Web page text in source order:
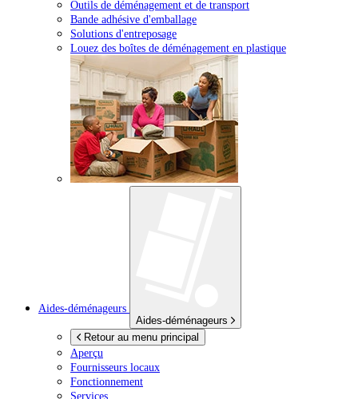
Outils de déménagement et de transport
Bande adhésive d'emballage
Solutions d'entreposage
Louez des boîtes de déménagement en plastique
Aides-déménageurs
Aides-déménageurs
Retour au menu principal
Aperçu
Fournisseurs locaux
Fonctionnement
Services